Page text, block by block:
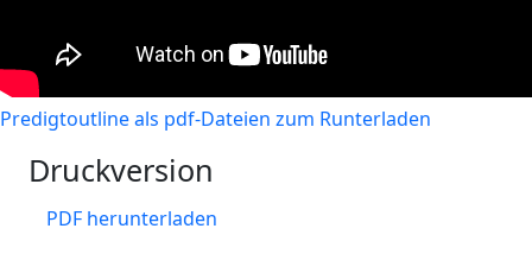
Predigtoutline als pdf-Dateien zum Runterladen
Druckversion
PDF herunterladen
PDF herunterladen